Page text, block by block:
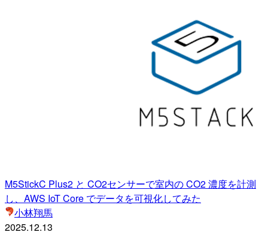
M5StickC Plus2 と CO2センサーで室内の CO2 濃度を計測
し、AWS IoT Core でデータを可視化してみた
小林翔馬
2025.12.13